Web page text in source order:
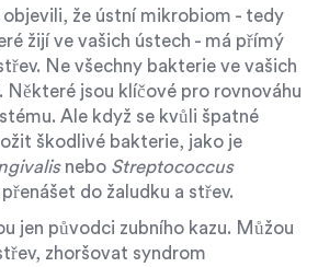
objevili, že ústní mikrobiom - tedy
žijí ve vašich ústech - má přímý
Ne všechny bakterie ve vašich
Některé jsou klíčové pro rovnováhu
Ale když se kvůli špatné
škodlivé bakterie, jako je
nebo Streptococcus
do žaludku a střev.
jen původci zubního kazu. Můžou
zhoršovat syndrom